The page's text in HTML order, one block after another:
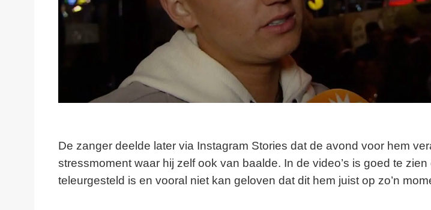
De zanger deelde later via Instagram Stories dat de avond voor hem
stressmoment waar hij zelf ook van baalde. In de video’s is goed te zien
teleurgesteld is en vooral niet kan geloven dat dit hem juist op zo’n